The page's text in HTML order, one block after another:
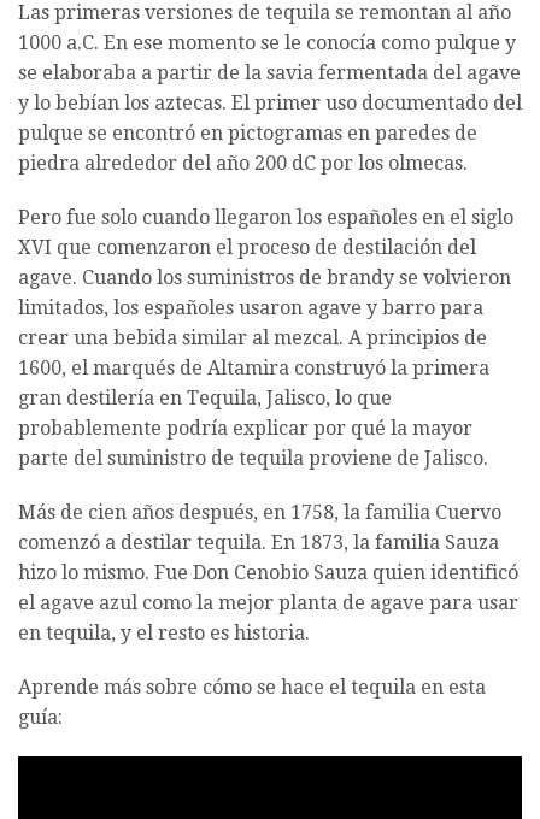
Las primeras versiones de tequila se remontan al año
1000 a.C. En ese momento se le conocía como pulque y
se elaboraba a partir de la savia fermentada del agave
y lo bebían los aztecas. El primer uso documentado del
pulque se encontró en pictogramas en paredes de
piedra alrededor del año 200 dC por los olmecas.
Pero fue solo cuando llegaron los españoles en el siglo
XVI que comenzaron el proceso de destilación del
agave. Cuando los suministros de brandy se volvieron
limitados, los españoles usaron agave y barro para
crear una bebida similar al mezcal. A principios de
1600, el marqués de Altamira construyó la primera
gran destilería en Tequila, Jalisco, lo que
probablemente podría explicar por qué la mayor
parte del suministro de tequila proviene de Jalisco.
Más de cien años después, en 1758, la familia Cuervo
comenzó a destilar tequila. En 1873, la familia Sauza
hizo lo mismo. Fue Don Cenobio Sauza quien identificó
el agave azul como la mejor planta de agave para usar
en tequila, y el resto es historia.
Aprende más sobre cómo se hace el tequila en esta
guía: